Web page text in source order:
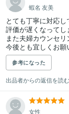
蝦名 友美
とても丁寧に対応
評価が遅くなって
また夫婦カウンセ
今後とも宜しくお
参考になった
出品者からの返信を読む
女性